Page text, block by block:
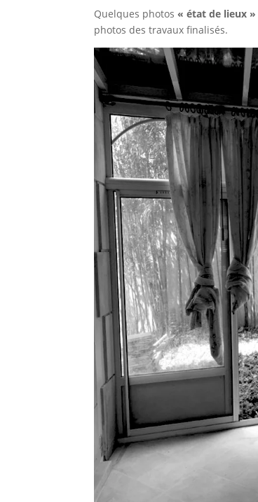
Quelques photos « état de lieux »
photos des travaux finalisés.